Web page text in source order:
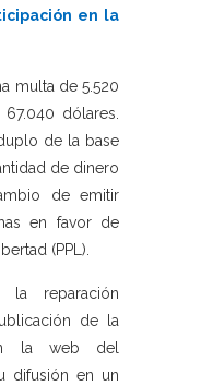
en la
multa de 5.520
dólares.
de la base
de dinero
de emitir
en favor de
(PPL).
la reparación
de la
la web del
difusión en un